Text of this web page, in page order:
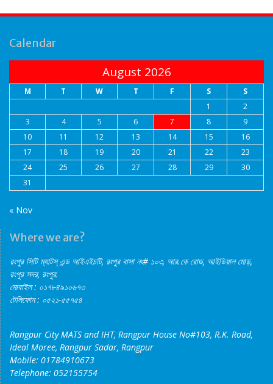
Calendar
August 2026
M T W T F S
S
1
2
3
4 5 6 7 8
9
10
11 12 13 14 15
16
17
18 19 20 21 22
23
24
25 26 27 28 29
30
31
« Nov
Where we are?
রংপুর সিটি ম্যাটস্‌ এন্ড আইএইচটি, রংপুর বাসা নং# ১০৩, আর.কে রোড, আইডিয়াল মোড়,
রংপুর সদর, রংপুর.
মোবাইল : ০১৭৮৪৯১০৬৭৩
টেলিফোন : ০৫২১-৫৫৭৫৪
Rangpur City MATS and IHT, Rangpur House No#103, R.K. Road,
Ideal Moree, Rangpur Sadar, Rangpur
Mobile: 01784910673
Telephone: 052155754